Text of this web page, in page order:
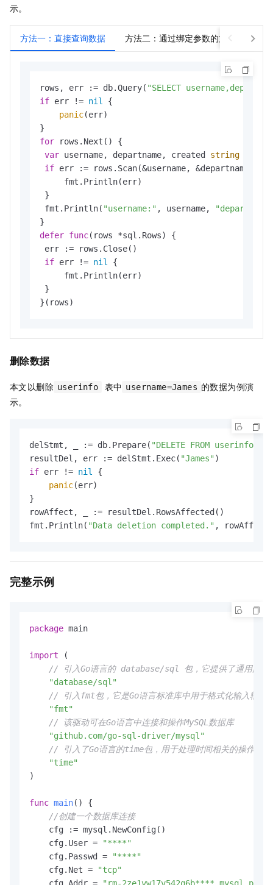
示。
方法一：直接查询数据 方法二：通过绑定参数的方式执行参数
rows, err := db.Query( "SELECT
if err != nil {
panic(err)
for rows.Next() {
var username, departname, created string
if err := rows.Scan(&username, &departname,
     fmt.Println(err)
}
fmt.Println( "username:" , username,
defer func(rows *sql.Rows)
{
err := rows.Close()
if err != nil {
     fmt.Println(err)
}
}(rows)
删除数据
本文以删除 userinfo 表中 username=James 的数据为例演
示。
delStmt, _ := db.Prepare( "DELETE FROM userinfo
resultDel, err := delStmt.Exec( "James"
if err != nil
{
panic(err)
}
rowAffect, _ := resultDel.RowsAffected()
fmt.Println( "Data deletion completed." , rowAffect)
完整示例
package main
import (
// 引入Go语言的 database/sql 包，它提供了通用的
"database/sql"
// 引入fmt包，它是Go语言标准库中用于格式化输入输出
"fmt"
// 该驱动可在Go语言中连接和操作MySQL数据库
"github.com/go-sql-driver/mysql"
// 引入了Go语言的time包，用于处理时间相关的操作
"time"
)
func main()
{
//创建一个数据库连接
    cfg := mysql.NewConfig()
    cfg.User =
"****"
    cfg.Passwd =
"****"
    cfg.Net =
"tcp"